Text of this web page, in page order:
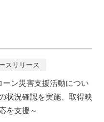
スリリース
ン災害支援活動につい
状況確認を実施、取得映
を支援～